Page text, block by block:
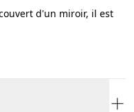
d'un miroir, il est